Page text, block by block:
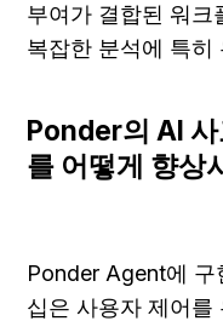
부여가 결합된 워크
복잡한 분석에 특히
Ponder의 AI
를 어떻게 향상
Ponder Agent에 구
십은 사용자 제어를